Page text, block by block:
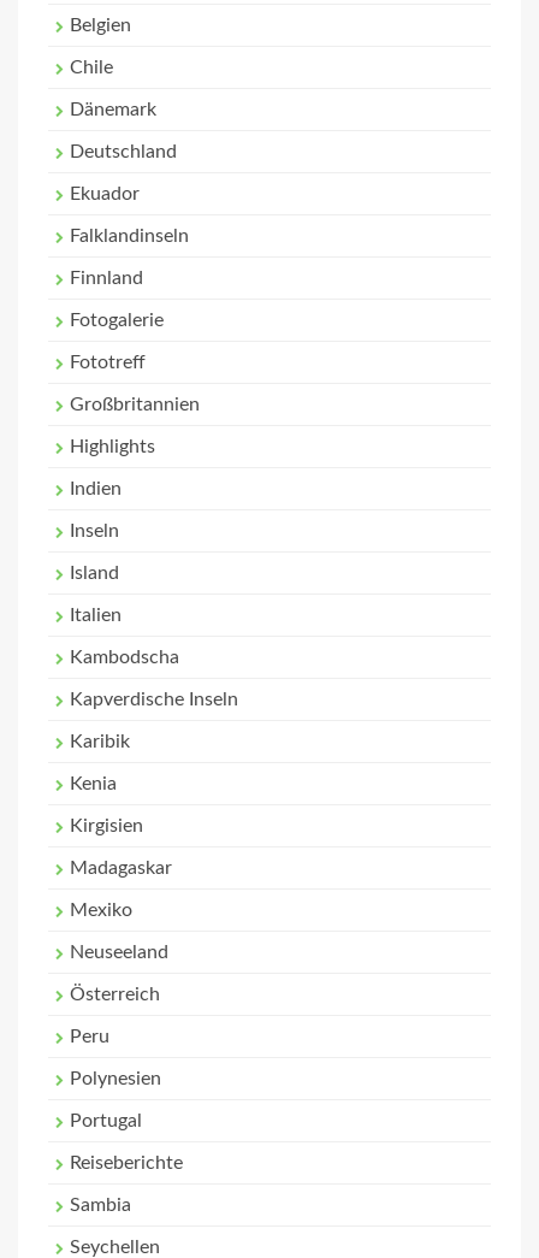
Belgien
Chile
Dänemark
Deutschland
Ekuador
Falklandinseln
Finnland
Fotogalerie
Fototreff
Großbritannien
Highlights
Indien
Inseln
Island
Italien
Kambodscha
Kapverdische Inseln
Karibik
Kenia
Kirgisien
Madagaskar
Mexiko
Neuseeland
Österreich
Peru
Polynesien
Portugal
Reiseberichte
Sambia
Seychellen